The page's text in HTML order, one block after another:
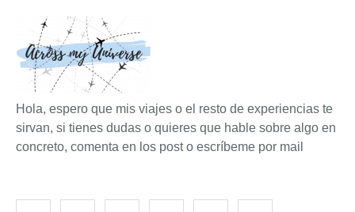
Hola, espero que mis viajes o el resto de experiencias te
sirvan, si tienes dudas o quieres que hable sobre algo en
concreto, comenta en los post o escríbeme por mail